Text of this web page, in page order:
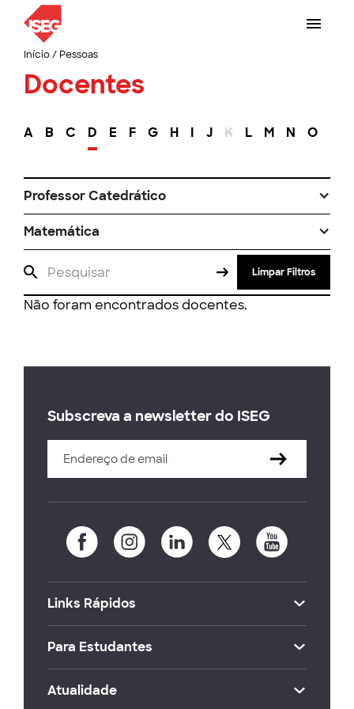
Início/ Pessoas
Docentes
A B C D E F G H I J K L M N O
Professor Catedrático
Matemática
Limpar Filtros
Não foram encontrados docentes.
Subscreva a newsletter do ISEG
Links Rápidos
Para Estudantes
Atualidade